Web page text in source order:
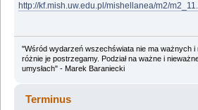
http://kf.mish.uw.edu.pl/mishellanea/m2/
"Wśród wydarzeń wszechświata nie ma ważnych i
różnie je postrzegamy. Podział na ważne i
umysłach" - Marek Baraniecki
Terminus